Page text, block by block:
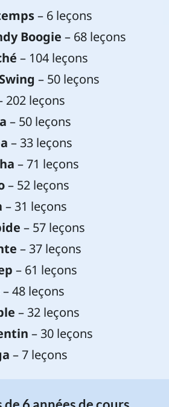
– 6 leçons
Boogie – 68 leçons
– 104 leçons
– 50 leçons
202 leçons
– 50 leçons
– 33 leçons
– 71 leçons
– 52 leçons
– 31 leçons
– 57 leçons
– 37 leçons
– 61 leçons
– 48 leçons
– 32 leçons
– 30 leçons
– 7 leçons